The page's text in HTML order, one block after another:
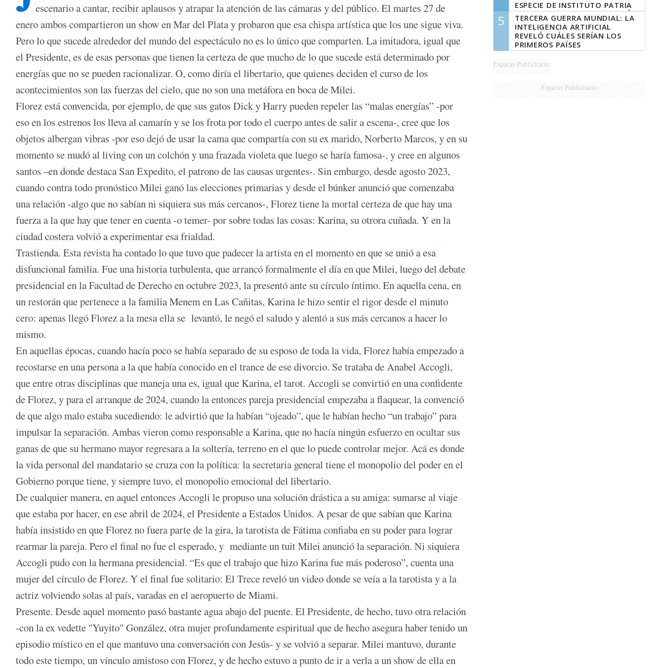
escenario a cantar, recibir aplausos y atrapar la atención de las cámaras y del público. El martes 27 de
enero ambos compartieron un show en Mar del Plata y probaron que esa chispa artística que los une sigue viva.
Pero lo que sucede alrededor del mundo del espectáculo no es lo único que comparten. La imitadora, igual que
el Presidente, es de esas personas que tienen la certeza de que mucho de lo que sucede está determinado por
energías que no se pueden racionalizar. O, como diría el libertario, que quienes deciden el curso de los
acontecimientos son las fuerzas del cielo, que no son una metáfora en boca de Milei.
Florez está convencida, por ejemplo, de que sus gatos Dick y Harry pueden repeler las “malas energías” -por
eso en los estrenos los lleva al camarín y se los frota por todo el cuerpo antes de salir a escena-, cree que los
objetos albergan vibras -por eso dejó de usar la cama que compartía con su ex marido, Norberto Marcos, y en su
momento se mudó al living con un colchón y una frazada violeta que luego se haría famosa-, y cree en algunos
santos –en donde destaca San Expedito, el patrono de las causas urgentes-. Sin embargo, desde agosto 2023,
cuando contra todo pronóstico Milei ganó las elecciones primarias y desde el búnker anunció que comenzaba
una relación -algo que no sabían ni siquiera sus más cercanos-, Florez tiene la mortal certeza de que hay una
fuerza a la que hay que tener en cuenta -o temer- por sobre todas las cosas: Karina, su otrora cuñada. Y en la
ciudad costera volvió a experimentar esa frialdad.
Trastienda. Esta revista ha contado lo que tuvo que padecer la artista en el momento en que se unió a esa
disfuncional familia. Fue una historia turbulenta, que arrancó formalmente el día en que Milei, luego del debate
presidencial en la Facultad de Derecho en octubre 2023, la presentó ante su círculo íntimo. En aquella cena, en
un restorán que pertenece a la familia Menem en Las Cañitas, Karina le hizo sentir el rigor desde el minuto
cero: apenas llegó Florez a la mesa ella se levantó, le negó el saludo y alentó a sus más cercanos a hacer lo
mismo.
En aquellas épocas, cuando hacía poco se había separado de su esposo de toda la vida, Florez había empezado a
recostarse en una persona a la que había conocido en el trance de ese divorcio. Se trataba de Anabel Accogli,
que entre otras disciplinas que maneja una es, igual que Karina, el tarot. Accogli se convirtió en una confidente
de Florez, y para el arranque de 2024, cuando la entonces pareja presidencial empezaba a flaquear, la convenció
de que algo malo estaba sucediendo: le advirtió que la habían “ojeado”, que le habían hecho “un trabajo” para
impulsar la separación. Ambas vieron como responsable a Karina, que no hacía ningún esfuerzo en ocultar sus
ganas de que su hermano mayor regresara a la soltería, terreno en el que lo puede controlar mejor. Acá es donde
la vida personal del mandatario se cruza con la política: la secretaria general tiene el monopolio del poder en el
Gobierno porque tiene, y siempre tuvo, el monopolio emocional del libertario.
De cualquier manera, en aquel entonces Accogli le propuso una solución drástica a su amiga: sumarse al viaje
que estaba por hacer, en ese abril de 2024, el Presidente a Estados Unidos. A pesar de que sabían que Karina
había insistido en que Florez no fuera parte de la gira, la tarotista de Fátima confiaba en su poder para lograr
rearmar la pareja. Pero el final no fue el esperado, y mediante un tuit Milei anunció la separación. Ni siquiera
Accogli pudo con la hermana presidencial. “Es que el trabajo que hizo Karina fue más poderoso”, cuenta una
mujer del círculo de Florez. Y el final fue solitario: El Trece reveló un video donde se veía a la tarotista y a la
actriz volviendo solas al país, varadas en el aeropuerto de Miami.
Presente. Desde aquel momento pasó bastante agua abajo del puente. El Presidente, de hecho, tuvo otra relación
-con la ex vedette "Yuyito" González, otra mujer profundamente espiritual que de hecho asegura haber tenido un
episodio místico en el que mantuvo una conversación con Jesús- y se volvió a separar. Milei mantuvo, durante
todo este tiempo, un vínculo amistoso con Florez, y de hecho estuvo a punto de ir a verla a un show de ella en
ESPECIE DE INSTITUTO PATRIA
INCONDICIONAL DE LA GESTIÓN
DE MILEI"
5
TERCERA GUERRA MUNDIAL: LA
INTELIGENCIA ARTIFICIAL
REVELÓ CUÁLES SERÍAN LOS
PRIMEROS PAÍSES
LATINOAMERICANOS EN SER
DERROTADOS
Espacio Publicitario
Espacio Publicitario